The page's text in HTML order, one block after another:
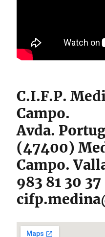
C.I.F.P.
Campo.
Avda.
(47400)
Campo.
983 81 30 37